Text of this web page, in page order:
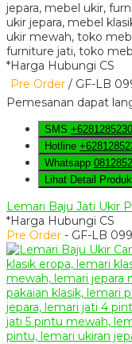
*Harga Hubungi CS
Pre Order / GF-LB
Pemesanan dapat
SMS
Hotline
Whatsapp
Lihat Detail Produk
Lemari Baju Jati Ukir
*Harga Hubungi CS
Pre Order - GF-LB 099